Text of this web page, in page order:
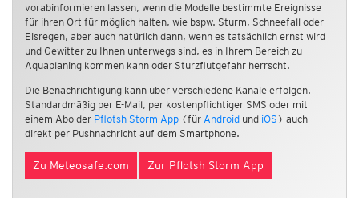
vorabinformieren lassen, wenn die Modelle bestimmte Ereignisse
für ihren Ort für möglich halten, wie bspw. Sturm, Schneefall oder
Eisregen, aber auch natürlich dann, wenn es tatsächlich ernst wird
und Gewitter zu Ihnen unterwegs sind, es in Ihrem Bereich zu
Aquaplaning kommen kann oder Sturzflutgefahr herrscht.
Die Benachrichtigung kann über verschiedene Kanäle erfolgen.
Standardmäßig per E-Mail, per kostenpflichtiger SMS oder mit
einem Abo der Pflotsh Storm App (für Android und iOS ) auch
direkt per Pushnachricht auf dem Smartphone.
Zu Meteosafe.com Zur Pflotsh Storm App